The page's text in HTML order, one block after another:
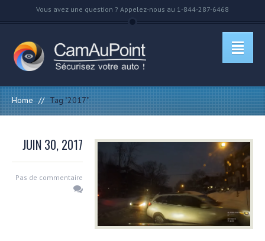
Vous avez une question ? Appelez-nous au 1-844-287-6468
Home // Tag "2017"
JUIN 30, 2017
Pas de commentaire